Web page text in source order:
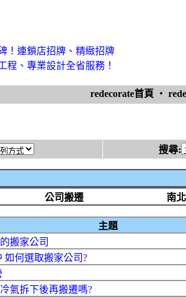
！連鎖店招牌、精緻招牌
程、專業設計全省服務！
redecorate首頁 ‧
搜尋:
公司搬遷 南
主題
搬家公司
如何選取搬家公司?
氣拆下後再搬遷嗎?